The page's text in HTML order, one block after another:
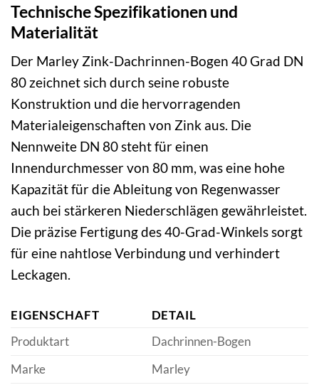
Technische Spezifikationen und
Materialität
Der Marley Zink-Dachrinnen-Bogen 40 Grad DN
80 zeichnet sich durch seine robuste
Konstruktion und die hervorragenden
Materialeigenschaften von Zink aus. Die
Nennweite DN 80 steht für einen
Innendurchmesser von 80 mm, was eine hohe
Kapazität für die Ableitung von Regenwasser
auch bei stärkeren Niederschlägen gewährleistet.
Die präzise Fertigung des 40-Grad-Winkels sorgt
für eine nahtlose Verbindung und verhindert
Leckagen.
EIGENSCHAFT
DETAIL
Produktart
Dachrinnen-Bogen
Marke
Marley